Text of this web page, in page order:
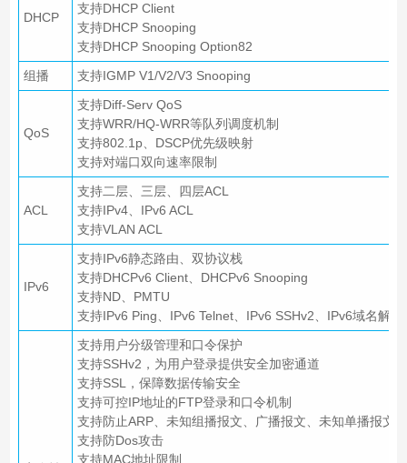
DHCP
支持DHCP Client
支持DHCP Snooping
支持DHCP Snooping Option82
组播
支持IGMP V1/V2/V3 Snooping
QoS
支持Diff-Serv QoS
支持WRR/HQ-WRR等队列调度机制
支持802.1p、DSCP优先级映射
支持对端口双向速率限制
ACL
支持二层、三层、四层ACL
支持IPv4、IPv6 ACL
支持VLAN ACL
IPv6
支持IPv6静态路由、双协议栈
支持DHCPv6 Client、DHCPv6 Snooping
支持ND、PMTU
支持IPv6 Ping、IPv6 Telnet、IPv6 SSHv2、IPv6域名解析
支持用户分级管理和口令保护
支持SSHv2，为用户登录提供安全加密通道
支持SSL，保障数据传输安全
支持可控IP地址的FTP登录和口令机制
支持防止ARP、未知组播报文、广播报文、未知单播报文
支持防Dos攻击
支持MAC地址限制